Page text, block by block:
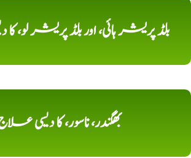
بلڈ پریشر ہائی، اور بلڈ پریشر لو،
بھگندر، ناسور، کا دیسی